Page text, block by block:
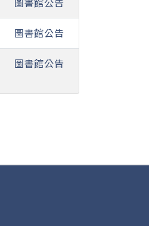
圖書館公告
圖書館公告